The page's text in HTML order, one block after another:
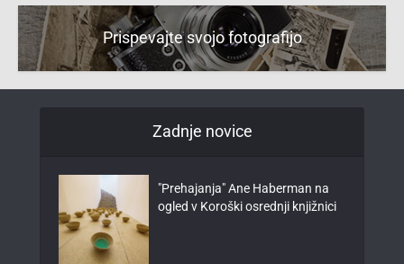
Prispevajte svojo fotografijo
Zadnje novice
"Prehajanja" Ane Haberman na
ogled v Koroški osrednji knjižnici